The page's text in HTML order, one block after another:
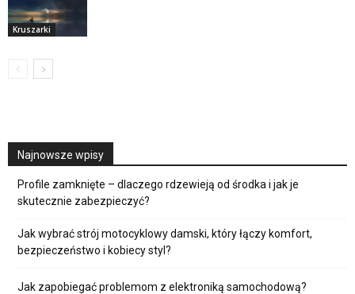
Kruszarki
Najnowsze wpisy
Profile zamknięte – dlaczego rdzewieją od środka i jak je
skutecznie zabezpieczyć?
Jak wybrać strój motocyklowy damski, który łączy komfort,
bezpieczeństwo i kobiecy styl?
Jak zapobiegać problemom z elektroniką samochodową?